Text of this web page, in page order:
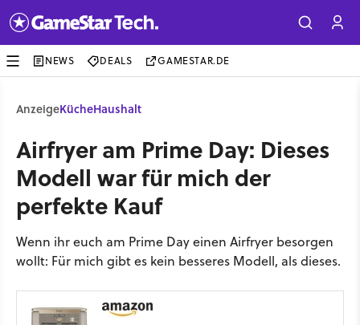
NEWS DEALS GAMESTAR.DE
AnzeigeKücheHaushalt
Airfryer am Prime Day: Dieses
Modell war für mich der
perfekte Kauf
Wenn ihr euch am Prime Day einen Airfryer besorgen
wollt: Für mich gibt es kein besseres Modell, als dieses.